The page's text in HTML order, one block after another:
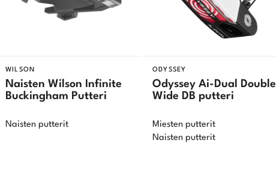
WILSON
Naisten Wilson Infinite
Buckingham Putteri
Naisten putterit
ODYSSEY
Odyssey Ai-Dual Double
Wide DB putteri
Miesten putterit
Naisten putterit